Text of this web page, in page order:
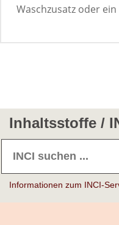
Waschzusatz oder
Inhaltsstoffe /
Informationen zum INCI-